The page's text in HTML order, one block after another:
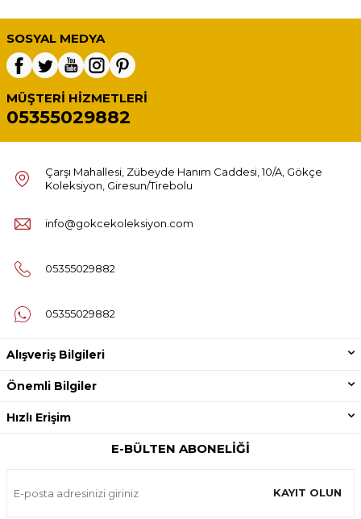
SOSYAL MEDYA
MÜŞTERI HIZMETLERI
05355029882
Çarşı Mahallesi, Zübeyde Hanım Caddesi, 10/A, Gökçe
Koleksiyon, Giresun/Tirebolu
info@gokcekoleksiyon.com
05355029882
05355029882
Alışveriş Bilgileri
Önemli Bilgiler
Hızlı Erişim
E-BÜLTEN ABONELIĞI
KAYIT OLUN